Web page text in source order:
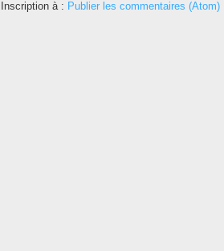
Inscription à : Publier les commentaires (Atom)